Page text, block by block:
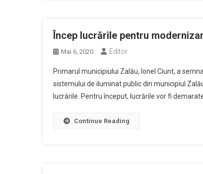
Încep lucrările pentru
Mai 6, 2020 Editor
Primarul municipiului Zalău, Ionel Ciunt, a
sistemului de iluminat public din municipiul
lucrările. Pentru început, lucrările vor fi
Continue Reading